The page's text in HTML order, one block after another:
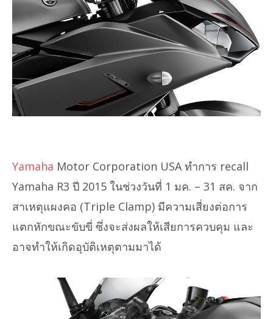
Yamaha Motor Corporation USA ทำการ recall
Yamaha R3 ปี 2015 ในช่วงวันที่ 1 มค. – 31 สค. จาก
สาเหตุแผงคอ (Triple Clamp) มีความเสี่ยงต่อการ
แตกหักขณะขับขี่ ซึ่งจะส่งผลให้เสียการควบคุม และ
อาจทำให้เกิดอุบัติเหตุตามมาได้